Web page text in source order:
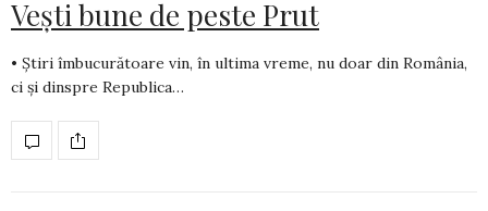
Vești bune de peste Prut
• Știri îmbucurătoare vin, în ultima vreme, nu doar din România,
ci și dinspre Republica…